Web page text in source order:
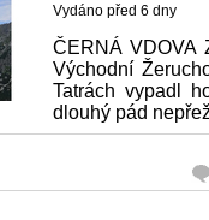
Vydáno před 6 dny
ČERNÁ VDOVA
Východní
Tatrách vypadl
dlouhý pád